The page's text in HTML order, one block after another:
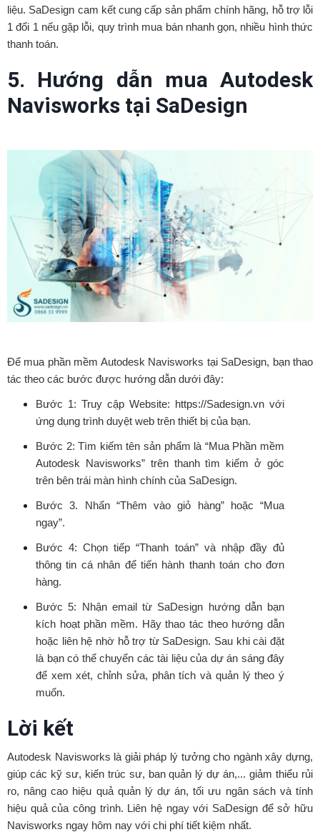
liệu. SaDesign cam kết cung cấp sản phẩm chính hãng, hỗ trợ lỗi
1 đổi 1 nếu gặp lỗi, quy trình mua bán nhanh gọn, nhiều hình thức
thanh toán.
5. Hướng dẫn mua Autodesk
Navisworks tại SaDesign
Để mua phần mềm Autodesk Navisworks tại SaDesign, bạn thao
tác theo các bước được hướng dẫn dưới đây:
Bước 1: Truy cập Website: https://Sadesign.vn với
ứng dụng trình duyệt web trên thiết bị của bạn.
Bước 2: Tìm kiếm tên sản phẩm là “Mua Phần mềm
Autodesk Navisworks” trên thanh tìm kiếm ở góc
trên bên trái màn hình chính của SaDesign.
Bước 3. Nhấn “Thêm vào giỏ hàng” hoặc “Mua
ngay”.
Bước 4: Chọn tiếp “Thanh toán” và nhập đầy đủ
thông tin cá nhân để tiến hành thanh toán cho đơn
hàng.
Bước 5: Nhận email từ SaDesign hướng dẫn bạn
kích hoạt phần mềm. Hãy thao tác theo hướng dẫn
hoặc liên hệ nhờ hỗ trợ từ SaDesign. Sau khi cài đặt
là bạn có thể chuyển các tài liệu của dự án sáng đây
để xem xét, chỉnh sửa, phân tích và quản lý theo ý
muốn.
Lời kết
Autodesk Navisworks là giải pháp lý tưởng cho ngành xây dựng,
giúp các kỹ sư, kiến trúc sư, ban quản lý dự án,... giảm thiểu rủi
ro, nâng cao hiệu quả quản lý dự án, tối ưu ngân sách và tính
hiệu quả của công trình. Liên hệ ngay với SaDesign để sở hữu
Navisworks ngay hôm nay với chi phí tiết kiệm nhất.